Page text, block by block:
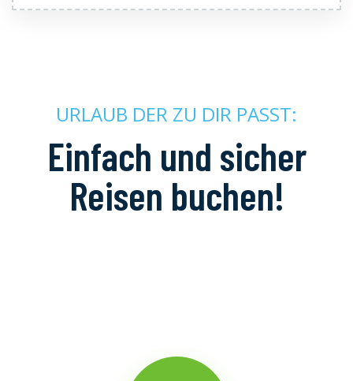
URLAUB DER ZU DIR PASST:
Einfach und sicher
Reisen buchen!